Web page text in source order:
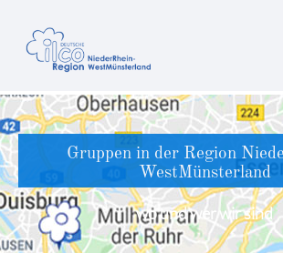
Suchbegriffe
Gruppen in der Region
WestMünsterland
wo und wer wir sind